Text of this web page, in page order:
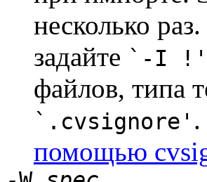
несколько
задайте `-I !'
файлов, типа
`.cvsignore'
помощью